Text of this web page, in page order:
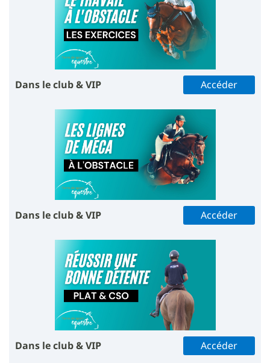
Dans le club & VIP Accéder
Dans le club & VIP Accéder
Dans le club & VIP Accéder